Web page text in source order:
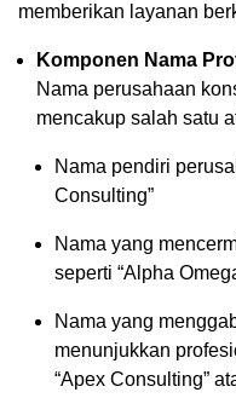
memberikan layanan
Komponen Nama
Nama perusahaan
mencakup salah satu
Nama pendiri
Consulting”
Nama yang
seperti “Alpha
Nama yang
menunjukkan
“Apex Consulting”